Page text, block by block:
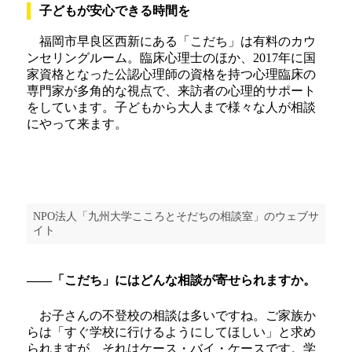
子どもが安心できる時間を
福岡市早良区西新にある「こだち」は有料のカウ
ンセリングルーム。臨床心理士のほか、2017年に国
家資格となった公認心理師の資格を持つ心理臨床の
専門家が多角的な視点で、来訪者の心理的サポート
をしています。子どもから大人まで様々な人が相談
にやって来ます。
NPO法人「九州大学こころとそだちの相談室」のウェブサ
イト
――「こだち」にはどんな相談が寄せられますか。
お子さんの不登校の相談は多いですね。ご家族か
らは「すぐ学校に行けるようにしてほしい」と求め
られますが、それはケース・バイ・ケースです。学